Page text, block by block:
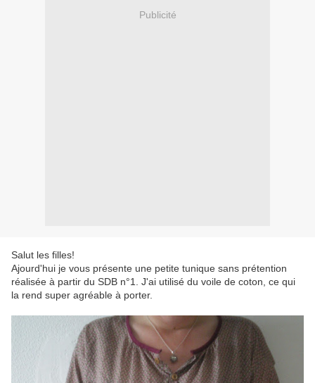
Publicité
Salut les filles!
Ajourd'hui je vous présente une petite tunique sans prétention
réalisée à partir du SDB n°1. J'ai utilisé du voile de coton, ce qui
la rend super agréable à porter.